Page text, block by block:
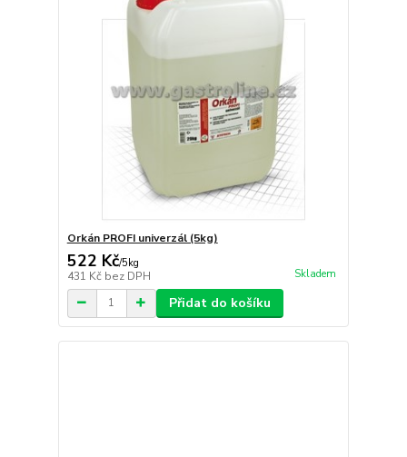
Orkán PROFI univerzál (5kg)
522 Kč/5kg
431 Kč bez DPH Skladem
Přidat do košíku